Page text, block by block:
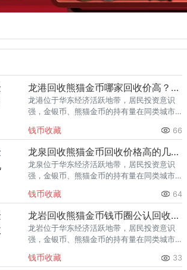
龙港回收熊猫金币哪家回收价高？本地榜单
龙港位于华东经济活跃地带，居民投资意识
强，金银币、熊猫金币的持有量在同类城市
熊猫金币的需求就明显升温，但鱼龙混杂的
回收渠道里，能精准识别版别溢
钱币收藏 66
龙泉回收熊猫金币回收价格高的几家推荐
龙泉位于华东经济活跃地带，居民投资意识
强，金银币、熊猫金币的持有量在同类城市
熊猫金币的需求就明显升温，但鱼龙混杂的
回收渠道里，能精准识别版别溢
钱币收藏 64
龙岩回收熊猫金币钱币圈公认回收渠道排行
龙岩位于华东经济活跃地带，居民投资意识
强，金银币、熊猫金币的持有量在同类城市
熊猫金币的需求就明显升温，但鱼龙混杂的
钱币收藏 33